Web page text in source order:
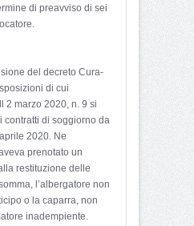
di preavviso di sei
del decreto Cura-
di cui
2 marzo 2020, n. 9 si
contratti di soggiorno da
2020. Ne
prenotato un
restituzione delle
l’albergatore non
o la caparra, non
inadempiente.